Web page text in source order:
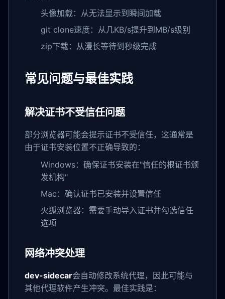
头像加载：从无法显示到瞬间加载
git clone速度：从几KB/s提升到MB/s级别
zip下载：从漫长等待到秒级完成
常见问题与最佳实践
解决证书不受信任问题
部分浏览器可能会提示证书不受信任，这通常是
由于证书安装位置不正确导致的：
Windows：确保证书安装在"信任的根证书颁
发机构"
Mac：确认证书已安装并设置信任
火狐浏览器：需要手动导入证书并勾选信任
选项
网络冲突处理
dev-sidecar会自动修改系统代理，因此可能与
其他代理软件产生冲突。最佳实践是：